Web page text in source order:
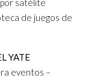
satélite
de juegos de
YATE
eventos –